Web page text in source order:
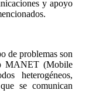
y apoyo
de problemas son
MANET (Mobile
heterogéneos,
se comunican